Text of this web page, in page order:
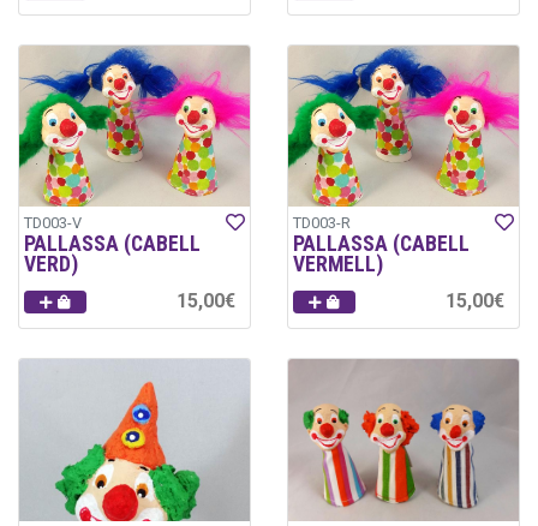
TD003-V
PALLASSA (CABELL
VERD)
15,00€
TD003-R
PALLASSA (CABELL
VERMELL)
15,00€